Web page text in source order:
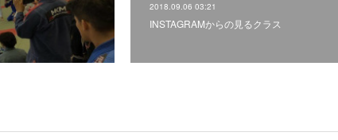
2018.09.06 03:21
INSTAGRAMからの見るクラス